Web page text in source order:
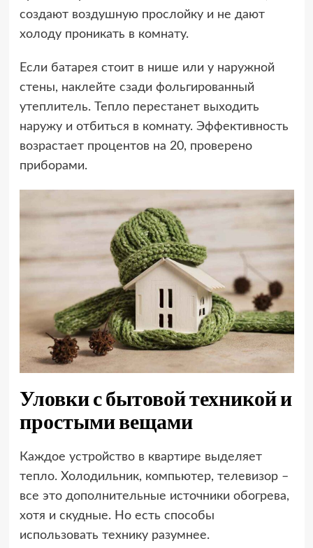
создают воздушную прослойку и не дают
холоду проникать в комнату.
Если батарея стоит в нише или у наружной
стены, наклейте сзади фольгированный
утеплитель. Тепло перестанет выходить
наружу и отбиться в комнату. Эффективность
возрастает процентов на 20, проверено
приборами.
Уловки с бытовой техникой и
простыми вещами
Каждое устройство в квартире выделяет
тепло. Холодильник, компьютер, телевизор –
все это дополнительные источники обогрева,
хотя и скудные. Но есть способы
использовать технику разумнее.